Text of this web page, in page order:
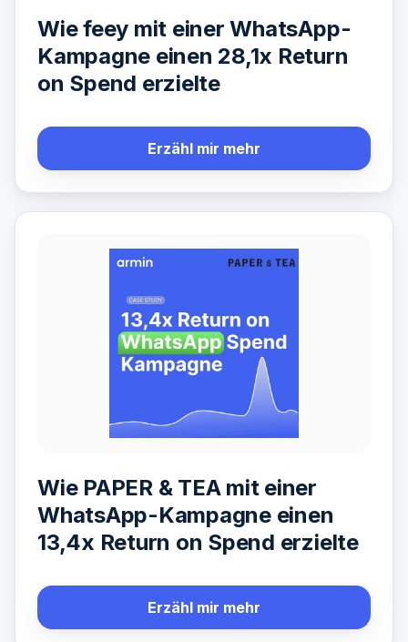
Wie feey mit einer WhatsApp-
Kampagne einen 28,1x Return
on Spend erzielte
Erzähl mir mehr
Wie PAPER & TEA mit einer
WhatsApp-Kampagne einen
13,4x Return on Spend erzielte
Erzähl mir mehr